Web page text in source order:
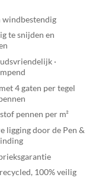
windbestendig
te snijden en
·
4 gaten per tegel
pennen per m²
ligging door de Pen &
100% veilig